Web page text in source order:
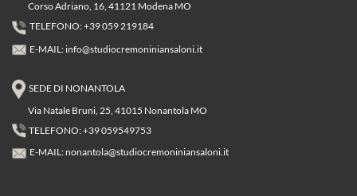
Corso Adriano, 16, 41121 Modena MO
TELEFONO: +39 059 219184
E-MAIL: info@studiocremoniniansaloni.it
SEDE DI NONANTOLA
Via Natale Bruni, 25, 41015 Nonantola MO
TELEFONO: +39 059549753
E-MAIL:nonantola@studiocremoniniansaloni.it